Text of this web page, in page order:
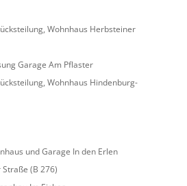
Wohnhaus Herbsteiner
Garage Am Pflaster
Wohnhaus Hinden­burg­
und Garage In den Erlen
(B 276)